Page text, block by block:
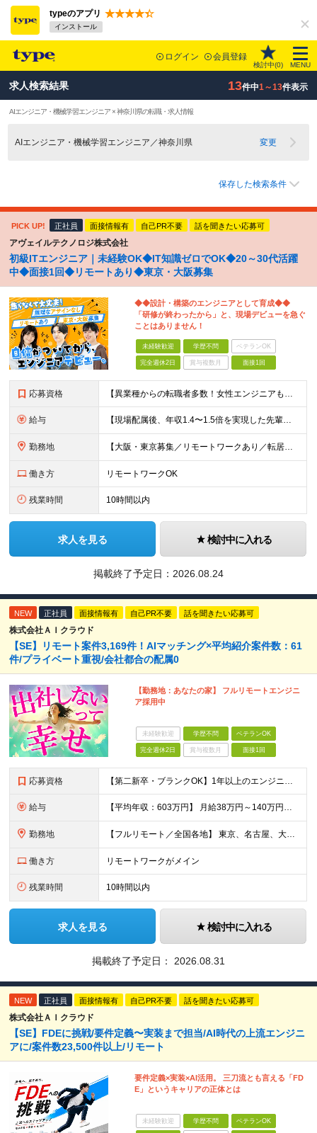
typeのアプリ
インストール
ログイン 会員登録
検討中(0) MENU
求人検索結果 13件中1～13件表示
AIエンジニア・機械学習エンジニア × 神奈川県の転職・求人情報
AIエンジニア・機械学習エンジニア／神奈川県 変更
保存した検索条件
PICK UP! 正社員 面接情報有 自己PR不要 話を聞きたい応募可
アヴェイルテクノロジ株式会社
初級ITエンジニア｜未経験OK◆IT知識ゼロでOK◆20～30代活躍
中◆面接1回◆リモートあり◆東京・大阪募集
◆◆設計・構築のエンジニアとして育成◆◆
「研修が終わったから」と、現場デビューを急ぐ
ことはありません！
未経験歓迎 学歴不問 ベテランOK
完全週休2日 賞与複数月 面接1回
応募資格 【異業種からの転職者多数！女性エンジニアも活躍中】 ◆学歴不問 ◆未経験OK ≪こんな方を歓迎しています≫ ◎未経験から成長できる環境で活躍したい方 ◎大学やスクールでIT系のスキルを学んだことのあ
給与 【現場配属後、年収1.4〜1.5倍を実現した先輩も！残業代全額支給】 ◆給与は経験やスキルに応じて決定します ◆年俸制250万円～350万円（1/12を月々支給） ≪年収UPの例≫ ◎飲食業からのキ
勤務地 【大阪・東京募集／リモートワークあり／転居を伴う転勤なし】 東京本社、大阪事務所、または東京23区内・関西（大阪・兵庫）の各クライアント先勤務 ◆入社後、約1年間はクライアント先ではなく 自社内（東
働き方 リモートワークOK
残業時間 10時間以内
求人を見る 検討中に入れる
掲載終了予定日： 2026.08.24
NEW 正社員 面接情報有 自己PR不要 話を聞きたい応募可
株式会社ＡＩクラウド
【SE】リモート案件3,169件！AIマッチング×平均紹介案件数：61
件/プライベート重視/会社都合の配属0
【勤務地：あなたの家】 フルリモートエンジニ
ア採用中
未経験歓迎 学歴不問 ベテランOK
完全週休2日 賞与複数月 面接1回
応募資格 【第二新卒・ブランクOK】1年以上のエンジニア経験がある方(開発・インフラ・工程・言語一切不問） 文理・学歴不問 【歓迎条件】 ◆AI・クラウド案件に参画したい方 ◆下流工程から上流工程へステップア
給与 【平均年収：603万円】 月給38万円～140万円＋諸手当（経験者） 【平均年収603万円】 ※案件の契約内容や昇給額などはすべて開示します。 ※経験や能力を考慮し決定します。 ※月給には固定残業
勤務地 【フルリモート／全国各地】 東京、名古屋、大阪、福岡を中心とした全国のプロジェクトにアサイン。 ※プロジェクトは完全選択制です。 ※フルリモート、ハイブリッド型、常駐案件から自由に選択可能です。 ※転
働き方 リモートワークがメイン
残業時間 10時間以内
求人を見る 検討中に入れる
掲載終了予定日： 2026.08.31
NEW 正社員 面接情報有 自己PR不要 話を聞きたい応募可
株式会社ＡＩクラウド
【SE】FDEに挑戦/要件定義〜実装まで担当/AI時代の上流エンジニ
アに/案件数23,500件以上/リモート
要件定義×実装×AI活用。 三刀流とも言える「FD
E」というキャリアの正体とは
未経験歓迎 学歴不問 ベテランOK